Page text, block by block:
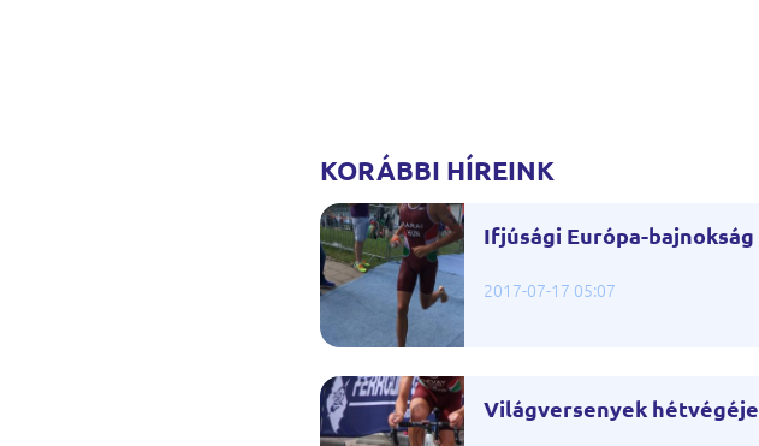
KORÁBBI HÍREINK
Ifjúsági Európa-bajnokság
2017-07-17 05:07
Világversenyek hétvégéje